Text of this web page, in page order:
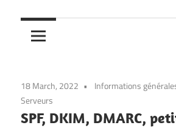
18 March, 2022 Informations
Serveurs
SPF, DKIM, DMARC,